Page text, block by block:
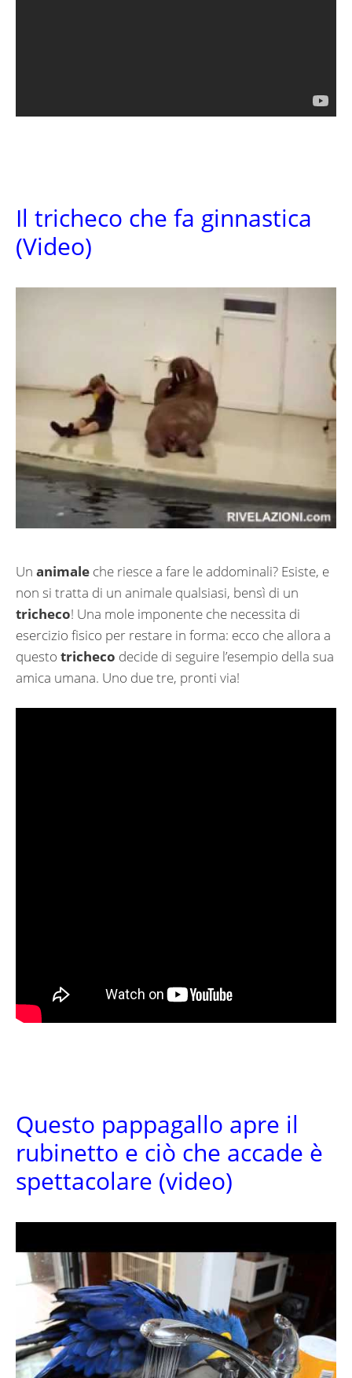
Il tricheco che fa ginnastica
(Video)
Un animale che riesce a fare le addominali? Esiste, e
non si tratta di un animale qualsiasi, bensì di un
tricheco! Una mole imponente che necessita di
esercizio fisico per restare in forma: ecco che allora a
questo tricheco decide di seguire l’esempio della sua
amica umana. Uno due tre, pronti via!
Questo pappagallo apre il
rubinetto e ciò che accade è
spettacolare (video)